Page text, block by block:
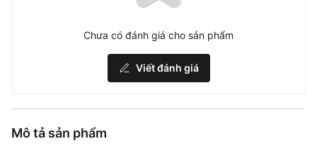
Chưa có đánh giá cho sản phẩm
Viết đánh giá
Mô tả sản phẩm